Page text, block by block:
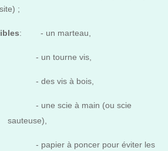
;
: - un marteau,
- un tourne vis,
- des vis à bois,
- une scie à main (ou scie
sauteuse),
- papier à poncer pour éviter les